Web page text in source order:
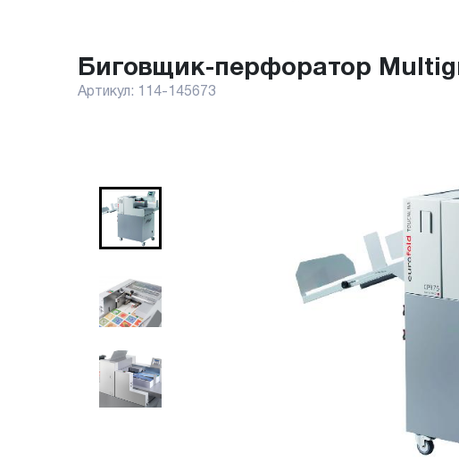
Биговщик-перфоратор
Артикул: 114-145673